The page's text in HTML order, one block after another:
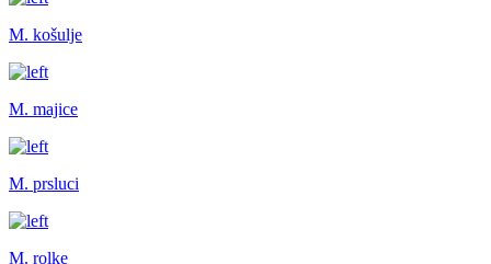
M. košulje
M. majice
M. prsluci
M. rolke